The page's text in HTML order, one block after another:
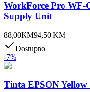
WorkForce Pro WF-
Supply Unit
88,00KM94,50 KM
Dostupno
-7%
Tinta EPSON